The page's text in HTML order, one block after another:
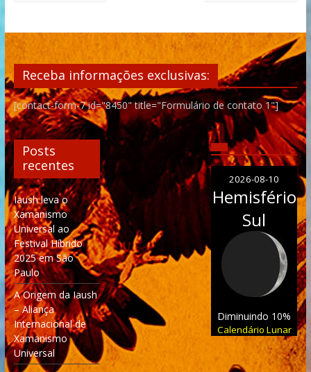
Receba informações exclusivas:
[contact-form-7 id="8450" title="Formulário de contato 1"]
Posts
recentes
Iaush leva o
Xamanismo
Universal ao
Festival Híbrido
2025 em São
Paulo
A Origem da Iaush
– Aliança
Internacional de
Xamanismo
Universal
2026-08-10
Hemisfério
Sul
Diminuindo 10%
Calendário Lunar